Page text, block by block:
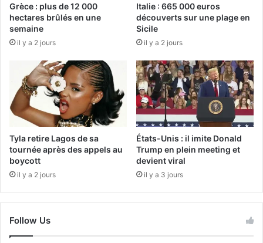
Grèce : plus de 12 000
hectares brûlés en une
semaine
il y a 2 jours
Italie : 665 000 euros
découverts sur une plage en
Sicile
il y a 2 jours
Tyla retire Lagos de sa
tournée après des appels au
boycott
il y a 2 jours
États-Unis : il imite Donald
Trump en plein meeting et
devient viral
il y a 3 jours
Follow Us